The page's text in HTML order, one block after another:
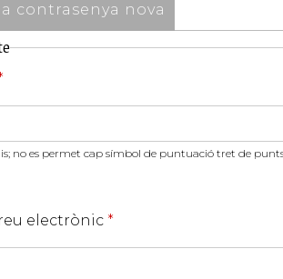
contrasenya nova
no es permet cap símbol de puntuació tret de
electrònic *